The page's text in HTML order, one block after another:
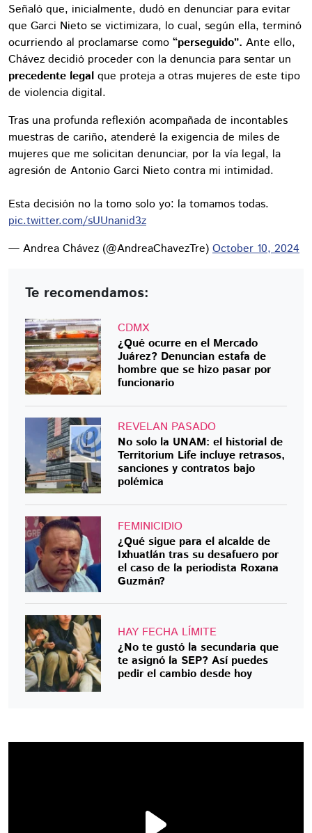
Señaló que, inicialmente, dudó en denunciar para evitar
que Garci Nieto se victimizara, lo cual, según ella, terminó
ocurriendo al proclamarse como “perseguido”. Ante ello,
Chávez decidió proceder con la denuncia para sentar un
precedente legal que proteja a otras mujeres de este tipo
de violencia digital.
Tras una profunda reflexión acompañada de incontables
muestras de cariño, atenderé la exigencia de miles de
mujeres que me solicitan denunciar, por la vía legal, la
agresión de Antonio Garci Nieto contra mi intimidad.
Esta decisión no la tomo solo yo: la tomamos todas.
pic.twitter.com/sUUnanid3z
— Andrea Chávez (@AndreaChavezTre) October 10, 2024
Te recomendamos:
CDMX
¿Qué ocurre en el Mercado
Juárez? Denuncian estafa de
hombre que se hizo pasar por
funcionario
REVELAN PASADO
No solo la UNAM: el historial de
Territorium Life incluye retrasos,
sanciones y contratos bajo
polémica
FEMINICIDIO
¿Qué sigue para el alcalde de
Ixhuatlán tras su desafuero por
el caso de la periodista Roxana
Guzmán?
HAY FECHA LÍMITE
¿No te gustó la secundaria que
te asignó la SEP? Así puedes
pedir el cambio desde hoy